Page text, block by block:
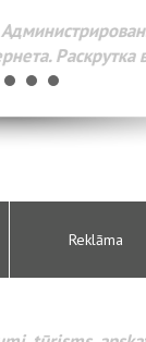
Раскрутка
Reklāma